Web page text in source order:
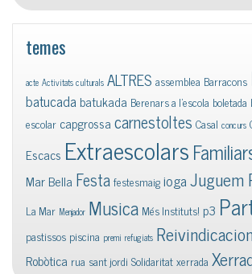
temes
acte Activitats culturals ALTRES assemblea Barracons
batucadabatukada Berenars a l'escola boletada
escolar capgrossacarnestoltes Casal concurs
Escacs Extraescolars
Mar Bella FestafestesmaigiogaJuguem
La Mar Menjador Musica Més Instituts! p3
pastissos piscina premi refugiats
Robòtica rua sant jordi Solidaritatxerrada